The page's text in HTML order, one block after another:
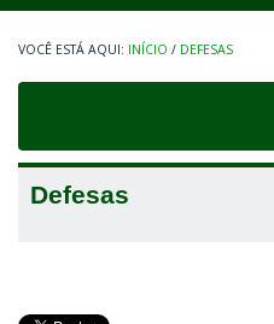
INÍCIO / DEFESAS
Defesas